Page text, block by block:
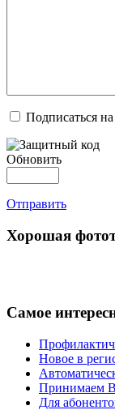
Подписаться
Обновить
Отправить
Хорошая
Самое
Новое в
Принимаем
Для